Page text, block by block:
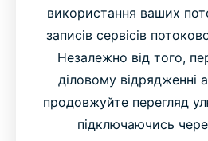
використання ваших
записів сервісів
Незалежно від того,
діловому відрядженні
продовжуйте перегляд
підключаючись